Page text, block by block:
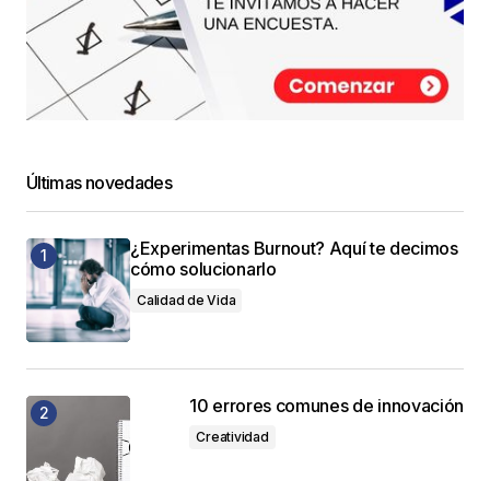
Últimas novedades
¿Experimentas Burnout? Aquí te decimos
cómo solucionarlo
Calidad de Vida
10 errores comunes de innovación
Creatividad